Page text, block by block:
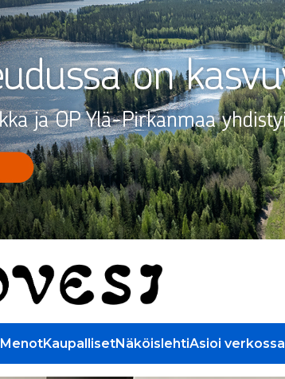
MenotKaupallisetNäköislehtiAsioi verkossa